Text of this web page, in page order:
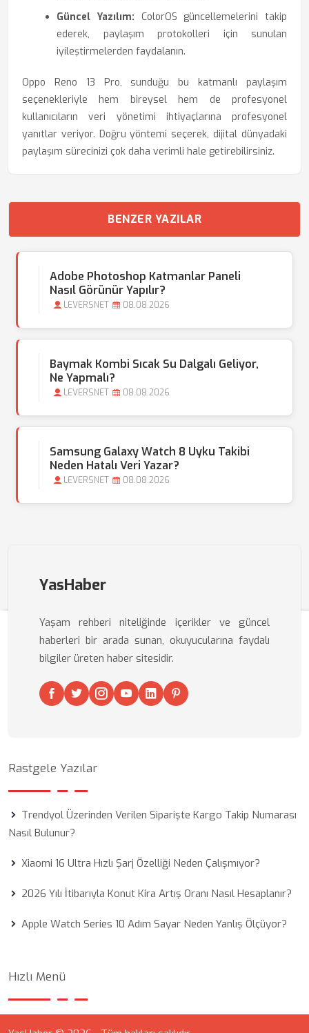
Güncel Yazılım: ColorOS güncellemelerini takip
ederek, paylaşım protokolleri için sunulan
iyileştirmelerden faydalanın.
Oppo Reno 13 Pro, sunduğu bu katmanlı paylaşım
seçenekleriyle hem bireysel hem de profesyonel
kullanıcıların veri yönetimi ihtiyaçlarına profesyonel
yanıtlar veriyor. Doğru yöntemi seçerek, dijital dünyadaki
paylaşım sürecinizi çok daha verimli hale getirebilirsiniz.
BENZER YAZILAR
Adobe Photoshop Katmanlar Paneli
Nasıl Görünür Yapılır?
LEVERSNET 08.08.2026
Baymak Kombi Sıcak Su Dalgalı Geliyor,
Ne Yapmalı?
LEVERSNET 08.08.2026
Samsung Galaxy Watch 8 Uyku Takibi
Neden Hatalı Veri Yazar?
LEVERSNET 08.08.2026
YasHaber
Yaşam rehberi niteliğinde içerikler ve güncel
haberleri bir arada sunan, okuyucularına faydalı
bilgiler üreten haber sitesidir.
Rastgele Yazılar
Trendyol Üzerinden Verilen Siparişte Kargo Takip Numarası
Nasıl Bulunur?
Xiaomi 16 Ultra Hızlı Şarj Özelliği Neden Çalışmıyor?
2026 Yılı İtibarıyla Konut Kira Artış Oranı Nasıl Hesaplanır?
Apple Watch Series 10 Adım Sayar Neden Yanlış Ölçüyor?
Hızlı Menü